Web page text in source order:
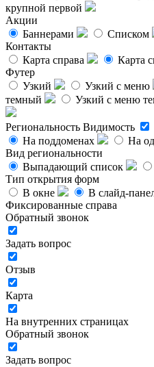
крупной первой
Акции
Баннерами
Списком
Контакты
Карта справа
Карта
Футер
Узкий
Узкий с меню
темный
Узкий с меню
Региональность Видимость
На поддоменах
На
Вид региональности
Выпадающий список
Тип открытия форм
В окне
В слайд-
Фиксированные справа
Обратный звонок
Задать вопрос
Отзыв
Карта
На внутренних страницах
Обратный звонок
Задать вопрос